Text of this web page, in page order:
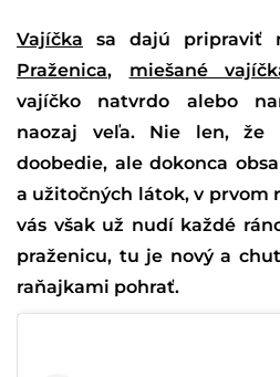
Vajíčka sa dajú pripraviť
Praženica, miešané
vajíčko natvrdo alebo
naozaj veľa. Nie len, že
doobedie, ale dokonca
a užitočných látok, v prvom
vás však už nudí každé
praženicu, tu je nový a
raňajkami pohrať.